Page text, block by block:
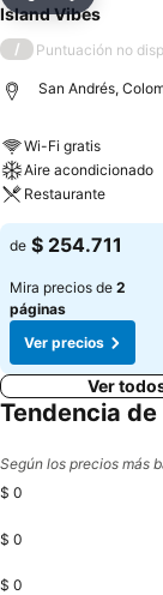
Island Vibes
/ Puntuación no
San Andrés,
Wi-Fi gratis
Aire acondicionado
Restaurante
de $ 254.711
Mira precios de 2
páginas
Ver precios
Ver
Tendencia
Según los precios más
$ 0
$ 0
$ 0